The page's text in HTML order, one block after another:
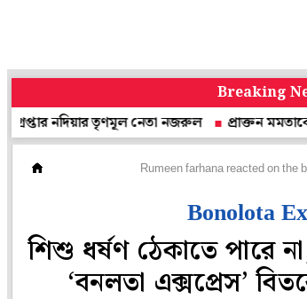
Breaking
নদিয়ার তৃণমূল নেতা নজরুল
প্রাক্তন মমতাকে নালিশ,
Rumeen farhana reacted on the
Bonolota
শিশু ধর্ষণ ঠেকাতে পারে
‘বনলতা এক্সপ্রেস’